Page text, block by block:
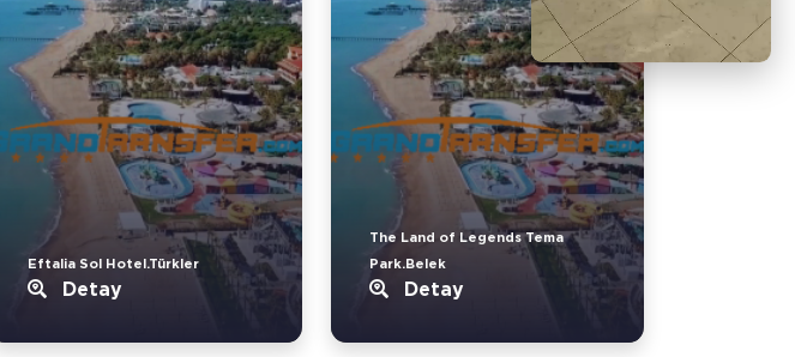
Eftalia Sol Hotel.Türkler
Detay
The Land of Legends Tema
Park.Belek
Detay